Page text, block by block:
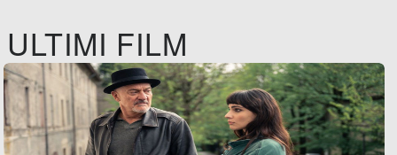
ULTIMI FILM